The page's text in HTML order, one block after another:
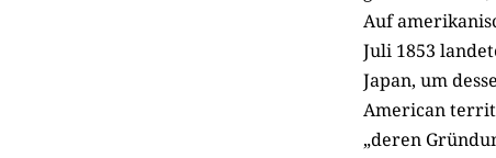
Auf
Juli 1853
Japan, um
American
„deren